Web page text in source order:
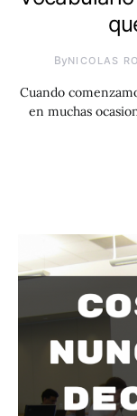
ByNICOLAS
Cuando
en muchas